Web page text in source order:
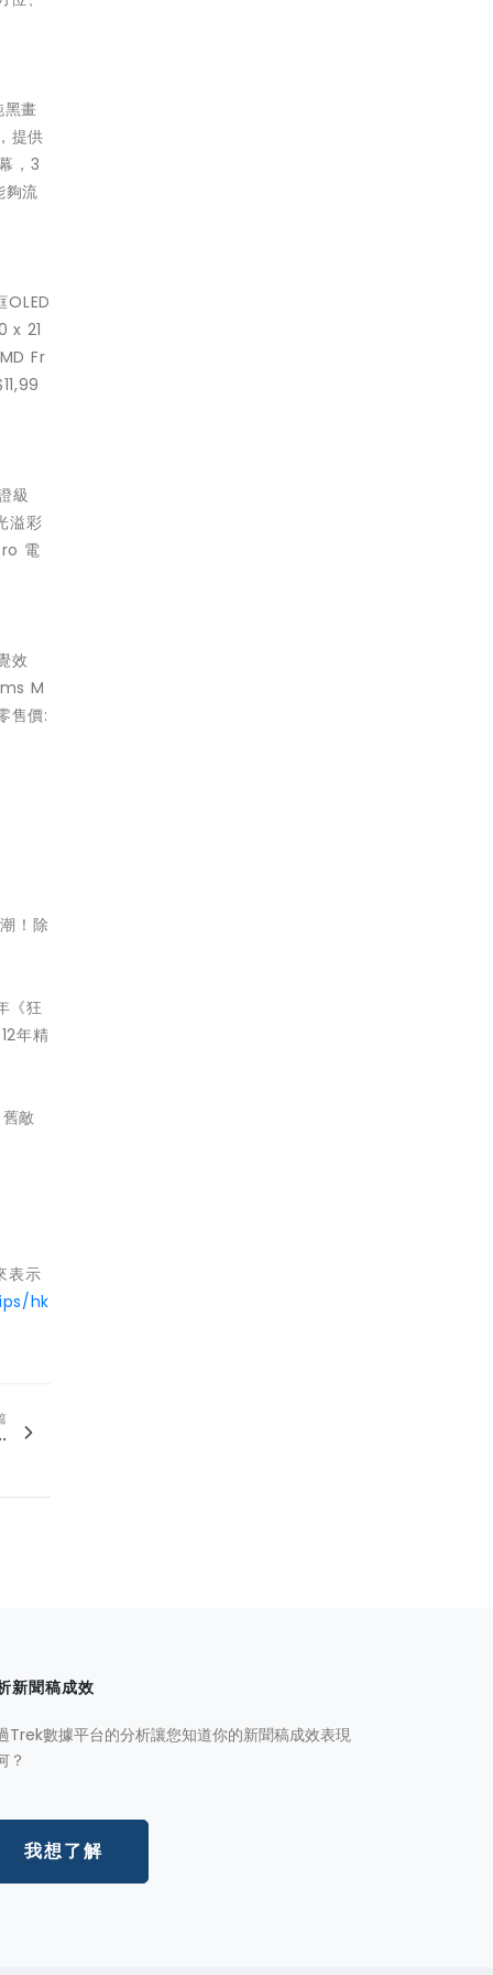
畫
提供
，3
流
x 21
Fr
級
溢彩
電
效
M
售價:
！除
《狂
年精
敵
表示
hk
新聞稿成效
Trek數據平台的分析讓您知道你的新聞稿成效表現
？
我想了解